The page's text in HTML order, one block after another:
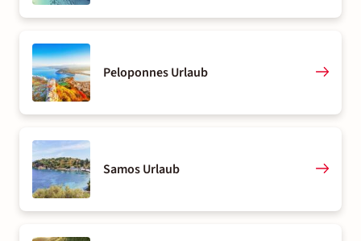
Peloponnes Urlaub
Samos Urlaub